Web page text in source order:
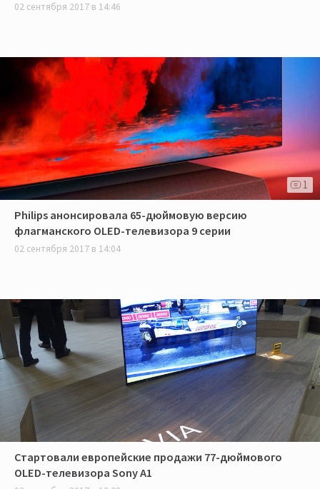
02 сентября 2017 в 14:46
1
Philips анонсировала 65-дюймовую версию
флагманского OLED-телевизора 9 серии
02 сентября 2017 в 14:04
Стартовали европейские продажи 77-дюймового
OLED-телевизора Sony A1